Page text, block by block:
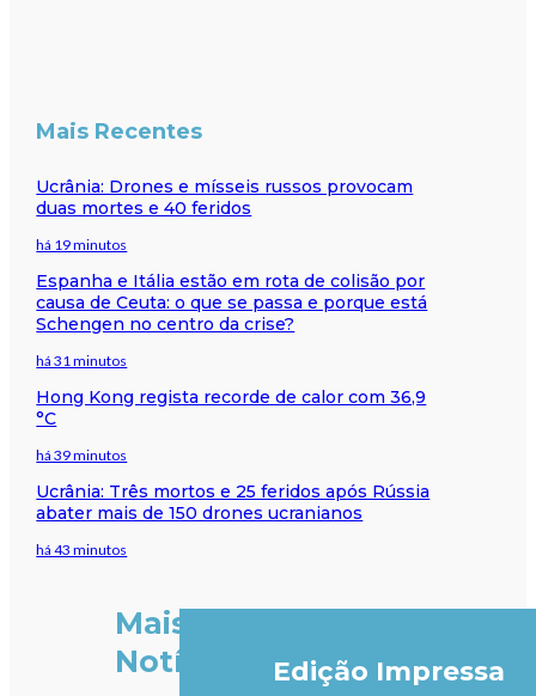
Mais Recentes
Ucrânia: Drones e mísseis russos provocam
duas mortes e 40 feridos
há 19 minutos
Espanha e Itália estão em rota de colisão por
causa de Ceuta: o que se passa e porque está
Schengen no centro da crise?
há 31 minutos
Hong Kong regista recorde de calor com 36,9
°C
há 39 minutos
Ucrânia: Três mortos e 25 feridos após Rússia
abater mais de 150 drones ucranianos
há 43 minutos
Mais
Notícias
Edição Impressa